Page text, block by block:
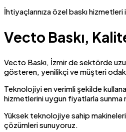
İhtiyaçlarınıza özel baskı hizmetleri
Vecto Baskı,
Vecto Baskı, İzmirde sektörde
gösteren, yenilikçi ve müşteri
Teknolojiyi en verimli şekilde
hizmetlerini uygun fiyatlarla sunma
Yüksek teknolojiye sahip
çözümleri sunuyoruz.